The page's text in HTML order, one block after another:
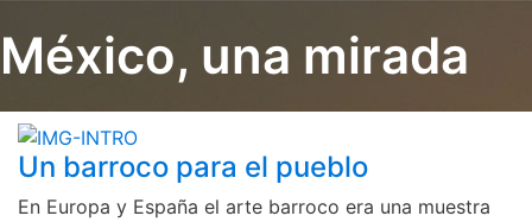
México, una mirada
Un barroco para el pueblo
En Europa y España el arte barroco era una muestra